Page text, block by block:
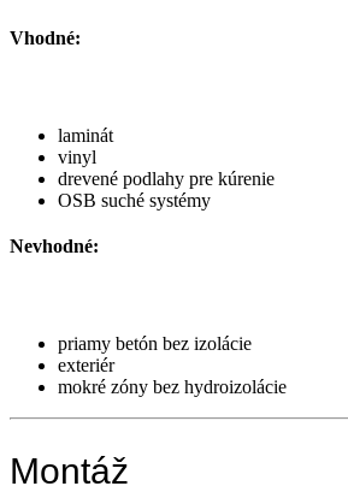
Vhodné:
laminát
vinyl
drevené podlahy pre kúrenie
OSB suché systémy
Nevhodné:
priamy betón bez izolácie
exteriér
mokré zóny bez hydroizolácie
Montáž